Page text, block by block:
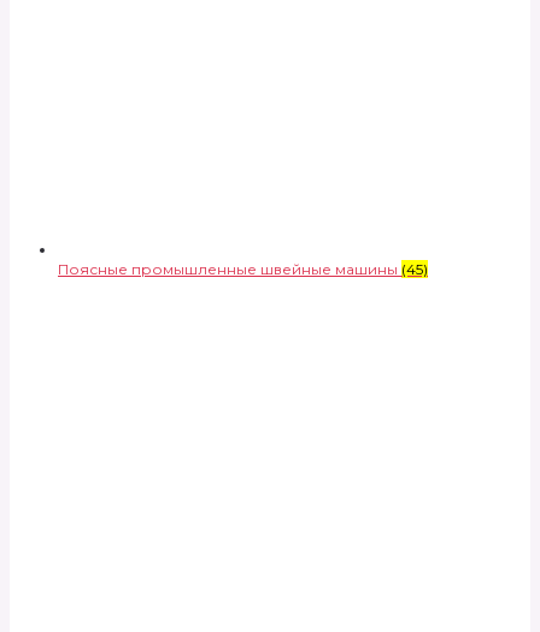
Поясные промышленные швейные машины (45)